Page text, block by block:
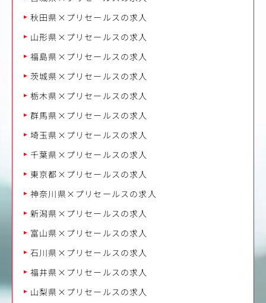
秋田県×プリセールスの求人
山形県×プリセールスの求人
福島県×プリセールスの求人
茨城県×プリセールスの求人
栃木県×プリセールスの求人
群馬県×プリセールスの求人
埼玉県×プリセールスの求人
千葉県×プリセールスの求人
東京都×プリセールスの求人
神奈川県×プリセールスの求人
新潟県×プリセールスの求人
富山県×プリセールスの求人
石川県×プリセールスの求人
福井県×プリセールスの求人
山梨県×プリセールスの求人